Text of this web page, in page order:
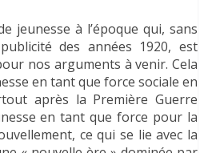
jeunesse à l’époque qui, sans
des années 1920, est
nos arguments à venir. Cela
en tant que force sociale en
après la Première Guerre
en tant que force pour la
ce qui se lie avec la